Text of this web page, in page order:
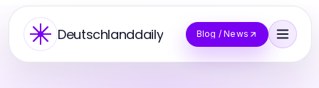
Deutschlanddaily Blog / News